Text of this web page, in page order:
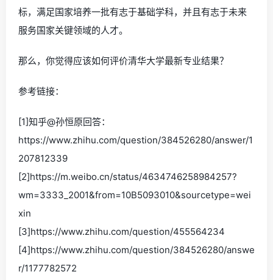
标，满足国家培养一批有志于基础学科，并且有志于未来
服务国家关键领域的人才。
那么，你觉得应该如何评价清华大学最新专业结果？
参考链接：
[1]知乎@孙恒原回答：
https://www.zhihu.com/question/384526280/answer/1
207812339
[2]https://m.weibo.cn/status/4634746258984257?
wm=3333_2001&from=10B5093010&sourcetype=wei
xin
[3]https://www.zhihu.com/question/455564234
[4]https://www.zhihu.com/question/384526280/answe
r/1177782572